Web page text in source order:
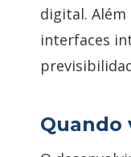
digital.
interfaces
Quando